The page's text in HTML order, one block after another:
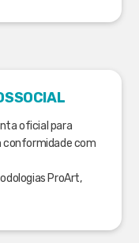
oficial para
conformidade com
ProArt,